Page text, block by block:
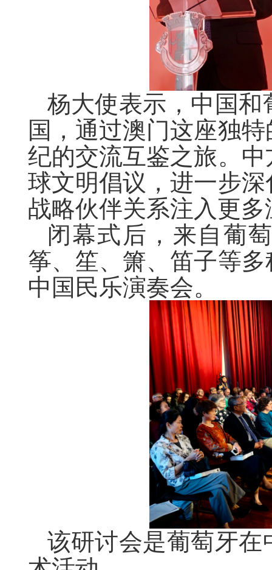
杨大使表示，中国
国，通过澳门这座独
纪的交流互鉴之旅。
球文明倡议，进一步
战略伙伴关系注入更
闭幕式后，来自葡
筝、笙、箫、笛子等
中国民乐演奏会。
该研讨会是葡萄牙